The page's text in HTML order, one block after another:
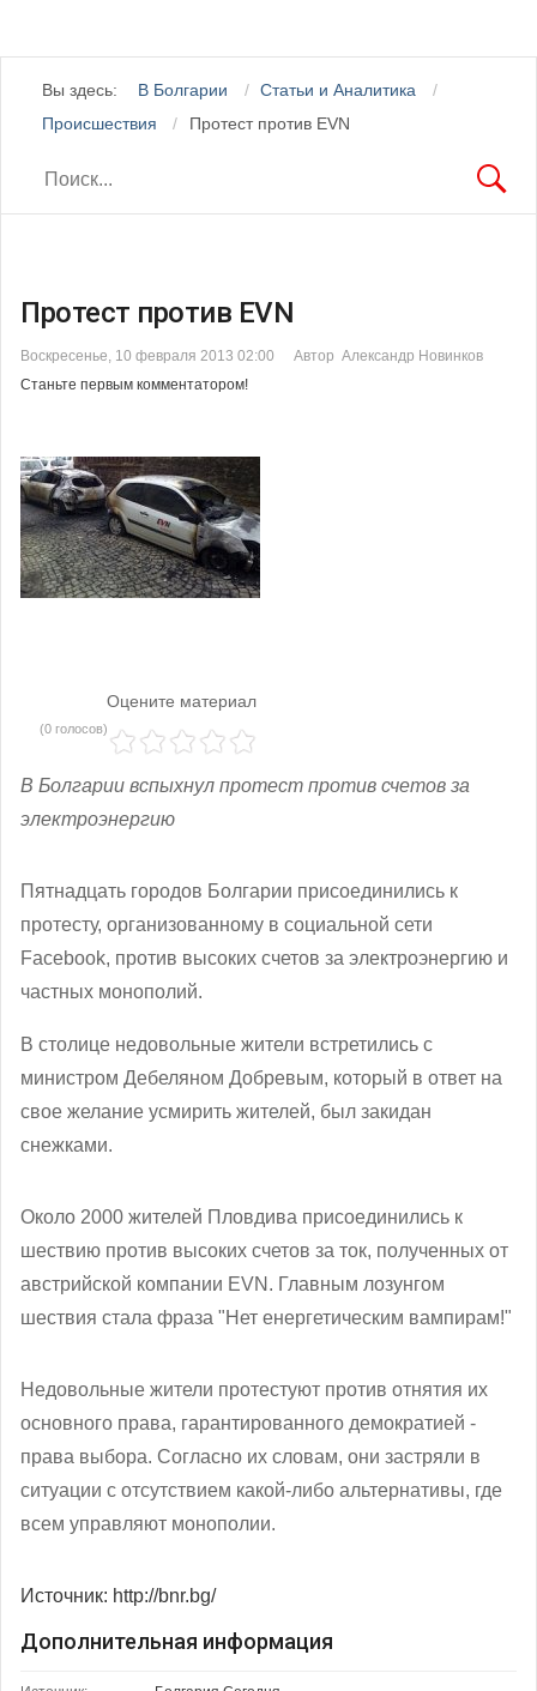
Вы здесь: В Болгарии
Статьи и Аналитика
Происшествия
Протест против EVN
Протест против EVN
Воскресенье, 10 февраля 2013 02:00
Автор Александр Новинков
Станьте первым комментатором!
Оцените материал
(0 голосов)
В Болгарии вспыхнул протест против счетов за
электроэнергию
Пятнадцать городов Болгарии присоединились к
протесту, организованному в социальной сети
Facebook, против высоких счетов за электроэнергию и
частных монополий.
В столице недовольные жители встретились с
министром Дебеляном Добревым, который в ответ на
свое желание усмирить жителей, был закидан
снежками.
Около 2000 жителей Пловдива присоединились к
шествию против высоких счетов за ток, полученных от
австрийской компании EVN. Главным лозунгом
шествия стала фраза "Нет енергетическим вампирам!"
Недовольные жители протестуют против отнятия их
основного права, гарантированного демократией -
права выбора. Согласно их словам, они застряли в
ситуации с отсутствием какой-либо альтернативы, где
всем управляют монополии.
Источник: http://bnr.bg/
Дополнительная информация